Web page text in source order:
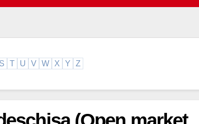
S T U V W X Y Z